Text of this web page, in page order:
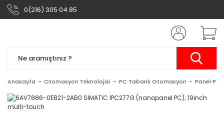
0(216) 305 04 85
Anasayfa Otomasyon Teknolojisi PC Tabanlı Otomasyon Panel